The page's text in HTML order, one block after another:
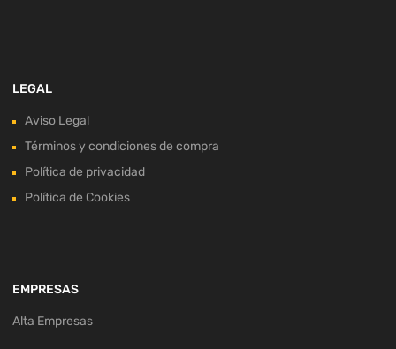
LEGAL
Aviso Legal
Términos y condiciones de compra
Política de privacidad
Política de Cookies
EMPRESAS
Alta Empresas